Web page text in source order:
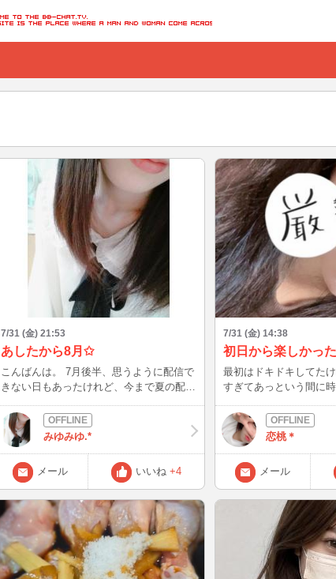
7/31 (金) 21:53
あしたから8月✩
こんばんは。 7月後半、思うように配信で
きない日もあったけれど、今まで夏の配信
配信するのは新鮮でした。 暑さでばてぎ
みですが、8月も配信できたらいいな✩ こ
っそりと配信楽しんでいるので、みかけた
ら気軽に話しかけていただけたらとっても
うれしいです♪ 緊張してるので待機中、近
寄りがたい雰囲気でてしまっているかもで
すがっ！笑 皆さんとまったりおはなしで
きる時間を楽しみにしてるね✩ それでは
また～
みゆみゆ.*
メール いいね +4
7/31 (金) 14:38
初日から楽しかっ
最初はドキドキしてた
すぎてあっという間に
な人とお話ししたいか
スケジュール予約してね
恋桃＊
メール